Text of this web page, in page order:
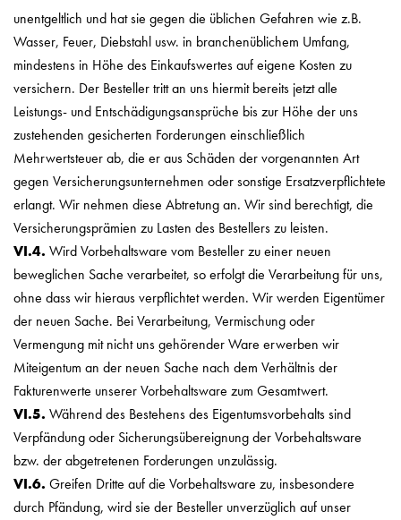
unentgeltlich und hat sie gegen die üblichen Gefahren wie z.B.
Wasser, Feuer, Diebstahl usw. in branchenüblichem Umfang,
mindestens in Höhe des Einkaufswertes auf eigene Kosten zu
versichern. Der Besteller tritt an uns hiermit bereits jetzt alle
Leistungs- und Entschädigungsansprüche bis zur Höhe der uns
zustehenden gesicherten Forderungen einschließlich
Mehrwertsteuer ab, die er aus Schäden der vorgenannten Art
gegen Versicherungsunternehmen oder sonstige Ersatzverpflichtete
erlangt. Wir nehmen diese Abtretung an. Wir sind berechtigt, die
Versicherungsprämien zu Lasten des Bestellers zu leisten.
VI.4. Wird Vorbehaltsware vom Besteller zu einer neuen
beweglichen Sache verarbeitet, so erfolgt die Verarbeitung für uns,
ohne dass wir hieraus verpflichtet werden. Wir werden Eigentümer
der neuen Sache. Bei Verarbeitung, Vermischung oder
Vermengung mit nicht uns gehörender Ware erwerben wir
Miteigentum an der neuen Sache nach dem Verhältnis der
Fakturenwerte unserer Vorbehaltsware zum Gesamtwert.
VI.5. Während des Bestehens des Eigentumsvorbehalts sind
Verpfändung oder Sicherungsübereignung der Vorbehaltsware
bzw. der abgetretenen Forderungen unzulässig.
VI.6. Greifen Dritte auf die Vorbehaltsware zu, insbesondere
durch Pfändung, wird sie der Besteller unverzüglich auf unser